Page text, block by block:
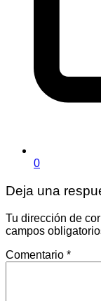
0
Deja una
Tu dirección de
campos
Comentario *